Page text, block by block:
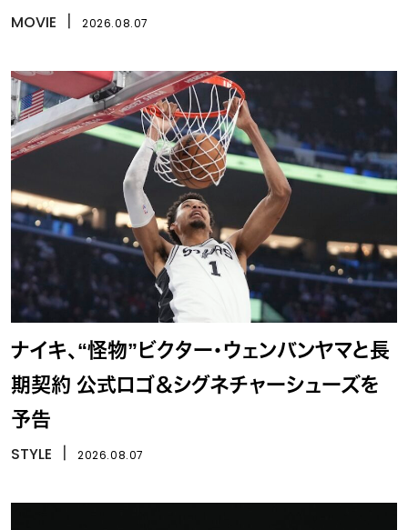
MOVIE 2026.08.07
ナイキ、“怪物”ビクター・ウェンバンヤマと長
期契約 公式ロゴ＆シグネチャーシューズを
予告
STYLE 2026.08.07